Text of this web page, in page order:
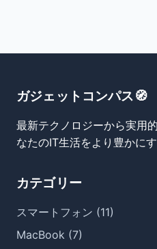
ガジェットコンパス🧭
最新テクノロジーから実用
なたのIT生活をより豊かに
カテゴリー
スマートフォン (11)
MacBook (7)